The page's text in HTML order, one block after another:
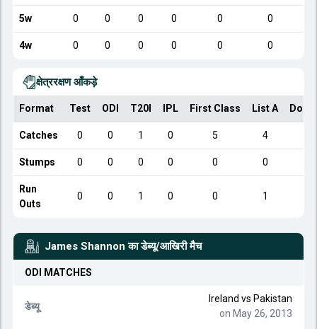
5w 0 0 0 0 0 0
4w 0 0 0 0 0 0
क्षेत्ररक्षण आँकड़े
Format Test ODI T20I IPL First Class List A
Catches 0 0 1 0 5 4
Stumps 0 0 0 0 0 0
Run
Outs
0 0 1 0 0 1
James Shannon का डेब्यू/आखिरी मैच
ODI MATCHES
डेब्यू
Ireland vs Pakistan
on May 26, 2013